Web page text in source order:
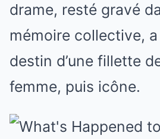
drame, resté gravé
mémoire collective,
destin d’une fillette
femme, puis icône.